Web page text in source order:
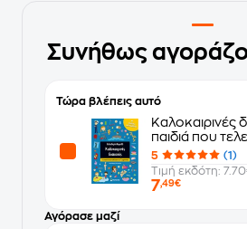
Συνήθως
Τώρα βλέπεις αυτό
Καλοκαιρινές
παιδιά που
Δημοτικού
5
(1)
Τιμή εκδότη:
7,49€
Αγόρασε μαζί